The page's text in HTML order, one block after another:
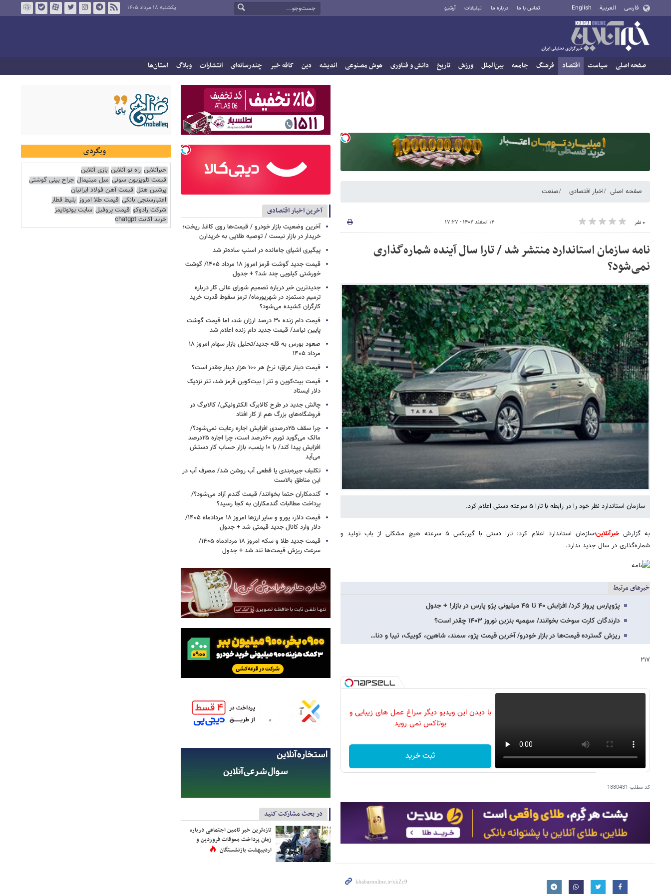
فارسی العربية English تماس با ما درباره ما تبلیغات آرشیو یکشنبه ۱۸ مرداد ۱۴۰۵
صفحه اصلی سیاست اقتصاد فرهنگ جامعه بین‌الملل ورزش تاریخ دانش و فناوری هوش مصنوعی اندیشه دین کافه خبر چندرسانه‌ای انتشارات وبلاگ استان‌ها
صفحه اصلی اخبار اقتصادی صنعت
۰ نفر ۱۴ اسفند ۱۴۰۲ - ۱۷:۲۷
نامه سازمان استاندارد منتشر شد / تارا سال آینده شماره‌گذاری
نمی‌شود؟
سازمان استاندارد نظر خود را در رابطه با تارا ۵ سرعته دستی اعلام کرد.
به گزارشخبرآنلاین
؛سازمان استاندارد اعلام کرد: تارا دستی با گیربکس ۵ سرعته هیچ مشکلی از باب تولید و
شماره‌گذاری در سال جدید ندارد.
خبرهای مرتبط
پژوپارس پرواز کرد/ افزایش ۴۰ تا ۴۵ میلیونی پژو پارس در بازار! + جدول
دارندگان کارت سوخت بخوانند/ سهمیه بنزین نوروز ۱۴۰۳ چقدر است؟
ریزش گسترده قیمت‌ها در بازار خودرو/ آخرین قیمت پژو، سمند، شاهین، کوییک، تیبا و دنا…
۲۱۷
با دیدن این ویدیو دیگر سراغ عمل های زیبایی و
بوتاکس نمی روید
ثبت خرید
کد مطلب 1880431
آخرین اخبار اقتصادی
آخرین وضعیت بازار خودرو / قیمت‌ها روی کاغذ ریخت؛
خریدار در بازار نیست / توصیه طلایی به خریدارن
پیگیری اشیای جامانده در اسنپ ساده‌تر شد
قیمت جدید گوشت قرمز امروز ۱۸ مرداد ۱۴۰۵/ گوشت
خورشتی کیلویی چند شد؟ + جدول
جدیدترین خبر درباره تصمیم شورای عالی کار درباره
ترمیم دستمزد در شهریورماه/ ترمز سقوط قدرت خرید
کارگران کشیده می‌شود؟
قیمت دام زنده ۳۰ درصد ارزان شد، اما قیمت گوشت
پایین نیامد/ قیمت جدید دام زنده اعلام شد
صعود بورس به قله جدید/تحلیل بازار سهام امروز ۱۸
مرداد ۱۴۰۵
قیمت دینار عراق؛ نرخ هر ۱۰۰ هزار دینار چقدر است؟
قیمت بیت‌کوین و تتر | بیت‌کوین قرمز شد، تتر نزدیک
دلار ایستاد
چالش جدید در طرح کالابرگ الکترونیکی/ کالابرگ در
فروشگاه‌های بزرگ هم از کار افتاد
چرا سقف ۲۵درصدی افزایش اجاره رعایت نمی‌شود؟/
مالک می‌گوید تورم ۶۰درصد است، چرا اجاره ۲۵درصد
افزایش پیدا کند/ با ۱۰ پلمب، بازار حساب کار دستش
می‌آید
تکلیف جیره‌بندی یا قطعی آب روشن شد/ مصرف آب در
این مناطق بالاست
گندمکاران حتما بخوانند/ قیمت گندم آزاد می‌شود؟/
پرداخت مطالبات گندمکاران به کجا رسید؟
قیمت دلار، یورو و سایر ارزها امروز ۱۸ مردادماه ۱۴۰۵/
دلار وارد کانال جدید قیمتی شد + جدول
قیمت جدید طلا و سکه امروز ۱۸ مردادماه ۱۴۰۵/
سرعت ریزش قیمت‌ها تند شد + جدول
در بحث مشارکت کنید
تازه‌ترین خبر تامین اجتماعی درباره
زمان پرداخت معوقات فروردین و
اردیبهشت بازنشستگان
وبگردی
خبرآنلاین راه نو آنلاین بازی آنلاین
قیمت تلویزیون سونی مبل مینیمال جراح بینی گوشتی
پرشین هتل قیمت آهن فولاد ایرانیان
اعتبارسنجی بانکی قیمت طلا امروز بلیط قطار
شرکت رادوکو قیمت پروفیل سایت یوتوتایمز
خرید اکانت chatgpt